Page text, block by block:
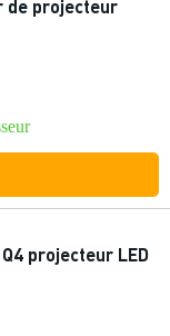
de projecteur
projecteur LED